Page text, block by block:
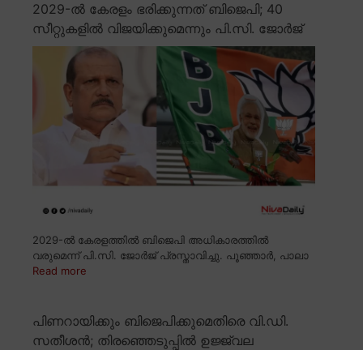
2029-ൽ കേരളം ഭരിക്കുന്നത് ബിജെപി; 40
സീറ്റുകളിൽ വിജയിക്കുമെന്നും പി.സി. ജോർജ്
2029-ൽ കേരളത്തിൽ ബിജെപി അധികാരത്തിൽ
വരുമെന്ന് പി.സി. ജോർജ് പ്രസ്താവിച്ചു. പൂഞ്ഞാർ, പാലാ
Read more
പിണറായിക്കും ബിജെപിക്കുമെതിരെ വി.ഡി.
സതീശൻ; തിരഞ്ഞെടുപ്പിൽ ഉജ്ജ്വല